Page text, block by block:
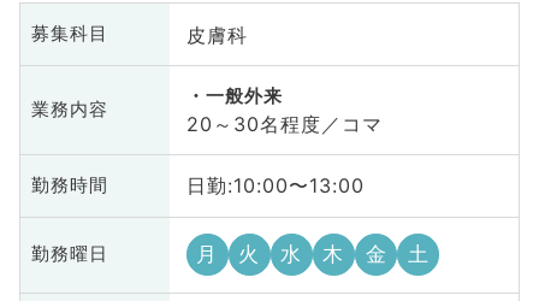
募集科目 皮膚科
業務内容
一般外来
20～30名程度／コマ
勤務時間 日勤:10:00〜13:00
勤務曜日 月 火 水 木 金 土